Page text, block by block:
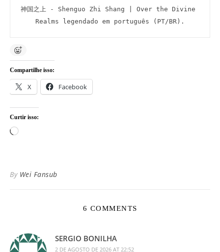
神国之上 - Shenguo Zhi Shang | Over the Divine
Realms legendado em português (PT/BR).
Compartilhe isso:
X Facebook
Curtir isso:
Carregando...
By Wei Fansub
6 COMMENTS
SERGIO BONILHA
2 DE AGOSTO DE 2026 AT 22:52